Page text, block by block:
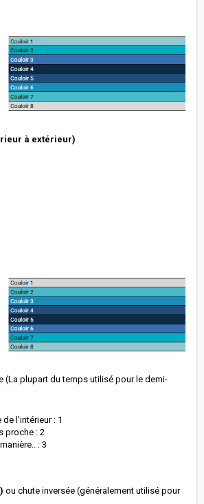
à extérieur)
(La plupart du temps utilisé pour le demi-
l'intérieur : 1
proche : 2
: 3
ou chute inversée (généralement utilisé pour